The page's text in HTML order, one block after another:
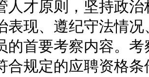
人才原则，坚持政
表现、遵纪守法情
的首要考察内容。
合规定的应聘资格